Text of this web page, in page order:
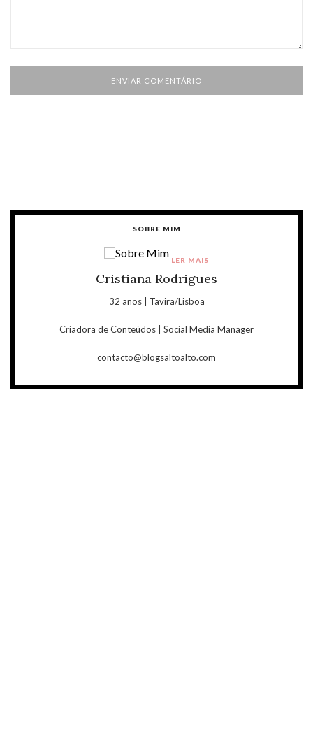
SOBRE MIM
Cristiana Rodrigues
32 anos | Tavira/Lisboa
Criadora de Conteúdos | Social Media Manager
contacto@blogsaltoalto.com
LER MAIS